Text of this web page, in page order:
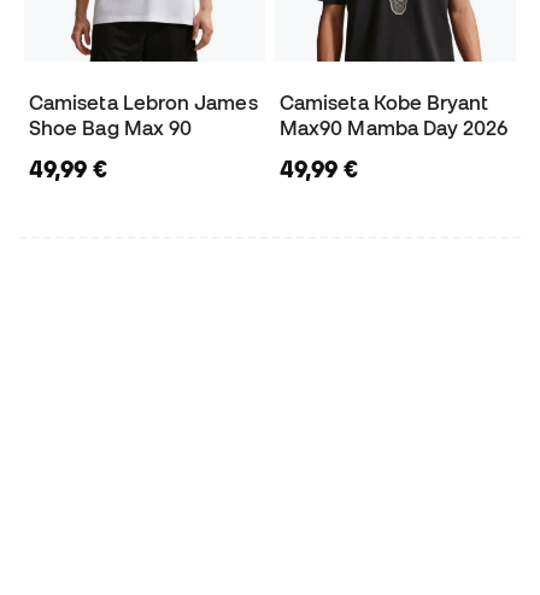
Camiseta Lebron James
Shoe Bag Max 90
49,99 €
Camiseta Kobe Bryant
Max90 Mamba Day 2026
49,99 €